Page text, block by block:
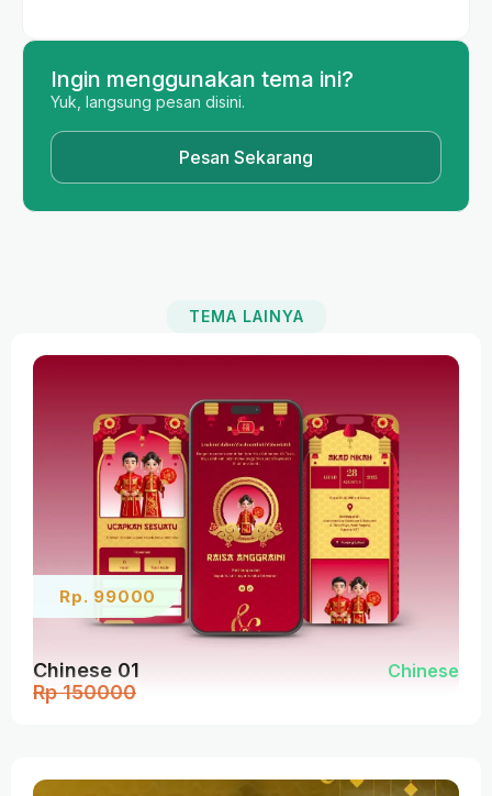
Ingin menggunakan tema ini?
Yuk, langsung pesan disini.
Pesan Sekarang
TEMA LAINYA
Rp. 99000
Chinese 01 Chinese
Rp 150000